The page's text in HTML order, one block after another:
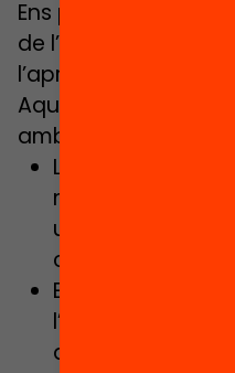
Ens podem
de l’escola catalana
l’aprenentatge dels
Aquesta síntesi
amb dades i
L’alumnat
model
una bona
castellana?
El model
l’alumnat
d’origen o